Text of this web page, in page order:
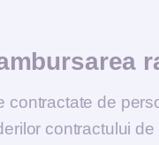
contractate de
contractului